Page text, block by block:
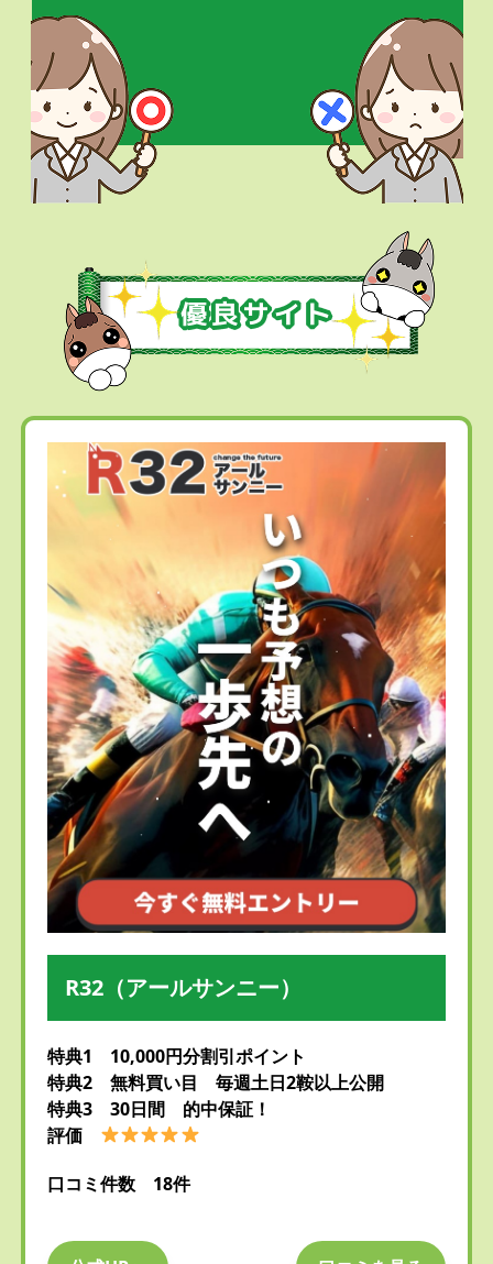
R32（アールサンニー）
特典1 10,000円分割引ポイント
特典2 無料買い目 毎週土日2鞍以上公開
特典3 30日間 的中保証！
評価
口コミ件数 18件